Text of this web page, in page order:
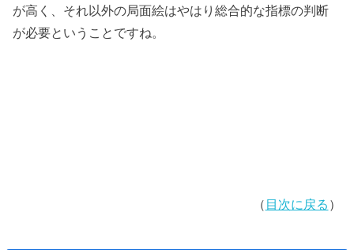
が高く、それ以外の局面絵はやはり総合的な指標の判断
が必要ということですね。
（ 目次に戻る ）